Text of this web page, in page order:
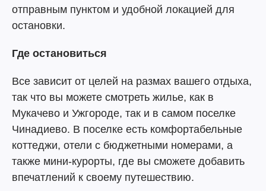
отправным пунктом и удобной локацией для
остановки.
Где остановиться
Все зависит от целей на размах вашего отдыха,
так что вы можете смотреть жилье, как в
Мукачево и Ужгороде, так и в самом поселке
Чинадиево. В поселке есть комфортабельные
коттеджи, отели с бюджетными номерами, а
также мини-курорты, где вы сможете добавить
впечатлений к своему путешествию.